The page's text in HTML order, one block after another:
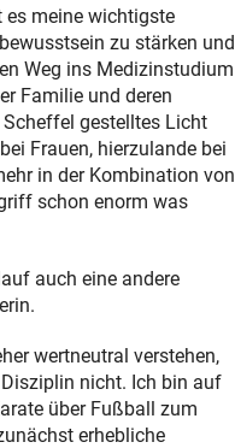
es meine wichtigste
zu stärken und
Weg ins Medizinstudium
Familie und deren
Scheffel gestelltes Licht
Frauen, hierzulande bei
in der Kombination von
schon enorm was
auch eine andere
wertneutral verstehen,
nicht. Ich bin auf
über Fußball zum
erhebliche